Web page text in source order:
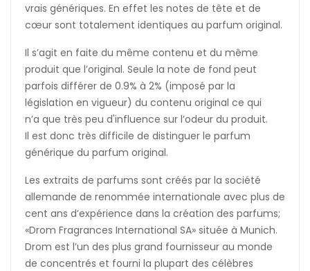
vrais génériques. En effet les notes de tête et de
cœur sont totalement identiques au parfum original.
Il s’agit en faite du même contenu et du même
produit que l’original. Seule la note de fond peut
parfois différer de 0.9% à 2% (imposé par la
législation en vigueur) du contenu original ce qui
n’a que très peu d'influence sur l’odeur du produit.
Il est donc très difficile de distinguer le parfum
générique du parfum original.
Les extraits de parfums sont créés par la société
allemande de renommée internationale avec plus de
cent ans d’expérience dans la création des parfums;
«Drom Fragrances International SA» située à Munich.
Drom est l’un des plus grand fournisseur au monde
de concentrés et fourni la plupart des célèbres